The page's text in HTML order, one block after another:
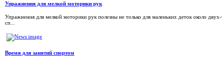
Упражнения для мелкой моторики рук
Упражнения для мелкой моторики рук полезны не только для маленьких деток около
сп...
Время для занятий спортом